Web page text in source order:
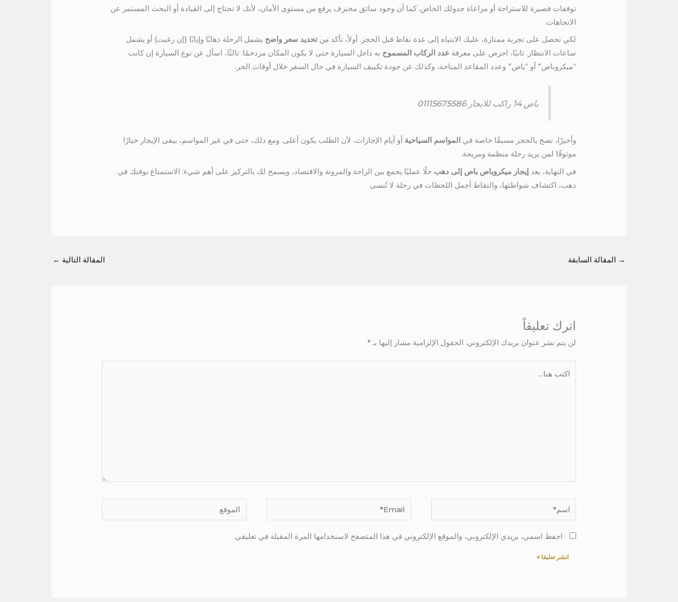
توقفات قصيرة للاستراحة أو مراعاة جدولك الخاص. كما أن وجود سائق محترف يرفع من مستوى الأمان، لأنك لا تحتاج إلى القيادة أو البحث المستمر عن
الاتجاهات.
لكي تحصل على تجربة ممتازة، عليك الانتباه إلى عدة نقاط قبل الحجز. أولاً، تأكد منتحديد سعر واضح يشمل الرحلة ذهابًا وإيابًا (إن رغبت) أو يشمل
ساعات الانتظار. ثانيًا، احرص على معرفة عدد الركاب المسموح به داخل السيارة حتى لا يكون المكان مزدحمًا. ثالثًا، اسأل عن نوع السيارة إن كانت
“ميكروباص” أو “باص” وعدد المقاعد المتاحة، وكذلك عن جودة تكييف السيارة في حال السفر خلال أوقات الحر.
باص 14 راكب للايجار 01115675586
وأخيرًا، نصح بالحجز مسبقًا خاصة في المواسم السياحية أو أيام الإجازات، لأن الطلب يكون أعلى. ومع ذلك، حتى في غير المواسم، يبقى الإيجار خيارًا
موثوقًا لمن يريد رحلة منظمة ومريحة.
في النهاية، يعدإيجار ميكروباص باص إلى دهب حلًا عمليًا يجمع بين الراحة والمرونة والاقتصاد، ويسمح لك بالتركيز على أهم شيء: الاستمتاع بوقتك في
دهب، اكتشاف شواطئها، والتقاط أجمل اللحظات في رحلة لا تُنسى
→ المقالة السابقة المقالة التالية ←
اترك تعليقاً
لن يتم نشر عنوان بريدك الإلكتروني. الحقول الإلزامية مشار إليها بـ*
اسم* Email* الموقع
احفظ اسمي، بريدي الإلكتروني، والموقع الإلكتروني في هذا المتصفح لاستخدامها المرة المقبلة في تعليقي.